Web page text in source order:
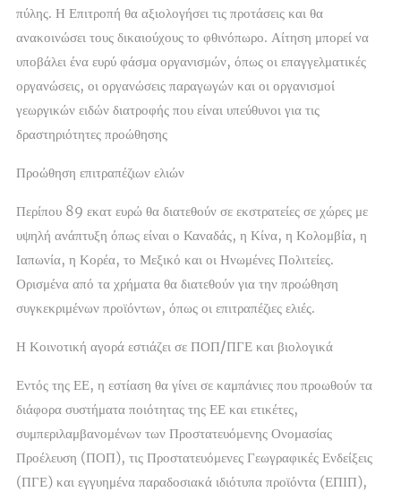
πύλης. Η Επιτροπή θα αξιολογήσει τις προτάσεις και θα
ανακοινώσει τους δικαιούχους το φθινόπωρο. Αίτηση μπορεί να
υποβάλει ένα ευρύ φάσμα οργανισμών, όπως οι επαγγελματικές
οργανώσεις, οι οργανώσεις παραγωγών και οι οργανισμοί
γεωργικών ειδών διατροφής που είναι υπεύθυνοι για τις
δραστηριότητες προώθησης
Προώθηση επιτραπέζιων ελιών
Περίπου 89 εκατ ευρώ θα διατεθούν σε εκστρατείες σε χώρες με
υψηλή ανάπτυξη όπως είναι ο Καναδάς, η Κίνα, η Κολομβία, η
Ιαπωνία, η Κορέα, το Μεξικό και οι Ηνωμένες Πολιτείες.
Ορισμένα από τα χρήματα θα διατεθούν για την προώθηση
συγκεκριμένων προϊόντων, όπως οι επιτραπέζιες ελιές.
Η Κοινοτική αγορά εστιάζει σε ΠΟΠ/ΠΓΕ και βιολογικά
Εντός της ΕΕ, η εστίαση θα γίνει σε καμπάνιες που προωθούν τα
διάφορα συστήματα ποιότητας της ΕΕ και ετικέτες,
συμπεριλαμβανομένων των Προστατευόμενης Ονομασίας
Προέλευση (ΠΟΠ), τις Προστατευόμενες Γεωγραφικές Ενδείξεις
(ΠΓΕ) και εγγυημένα παραδοσιακά ιδιότυπα προϊόντα (ΕΠΙΠ),